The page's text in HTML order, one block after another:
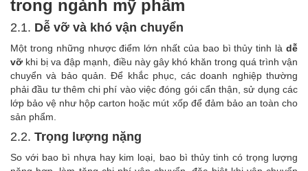
trong ngành mỹ phẩm
2.1. Dễ vỡ và khó vận chuyển
Một trong những nhược điểm lớn nhất của bao bì thủy tinh là dễ
vỡ khi bị va đập mạnh, điều này gây khó khăn trong quá trình vận
chuyển và bảo quản. Để khắc phục, các doanh nghiệp thường
phải đầu tư thêm chi phí vào việc đóng gói cẩn thận, sử dụng các
lớp bảo vệ như hộp carton hoặc mút xốp để đảm bảo an toàn cho
sản phẩm.
2.2. Trọng lượng nặng
So với bao bì nhựa hay kim loại, bao bì thủy tinh có trọng lượng